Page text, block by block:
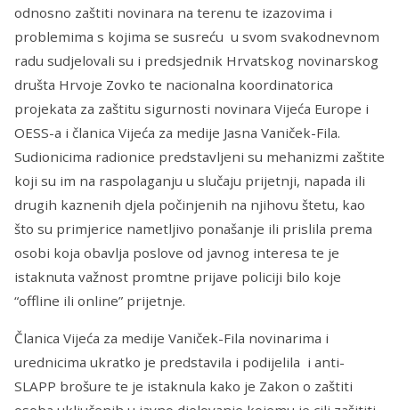
odnosno zaštiti novinara na terenu te izazovima i
problemima s kojima se susreću u svom svakodnevnom
radu sudjelovali su i predsjednik Hrvatskog novinarskog
društa Hrvoje Zovko te nacionalna koordinatorica
projekata za zaštitu sigurnosti novinara Vijeća Europe i
OESS-a i članica Vijeća za medije Jasna Vaniček-Fila.
Sudionicima radionice predstavljeni su mehanizmi zaštite
koji su im na raspolaganju u slučaju prijetnji, napada ili
drugih kaznenih djela počinjenih na njihovu štetu, kao
što su primjerice nametljivo ponašanje ili prislila prema
osobi koja obavlja poslove od javnog interesa te je
istaknuta važnost promtne prijave policiji bilo koje
“offline ili online” prijetnje.
Članica Vijeća za medije Vaniček-Fila novinarima i
urednicima ukratko je predstavila i podijelila i anti-
SLAPP brošure te je istaknula kako je Zakon o zaštiti